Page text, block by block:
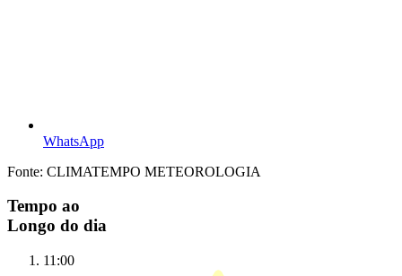
WhatsApp
Fonte: CLIMATEMPO METEOROLOGIA
Tempo ao
Longo do dia
11:00